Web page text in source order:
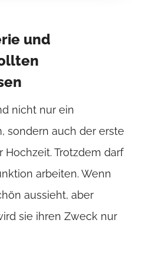
und
nicht nur ein
sondern auch der erste
Trotzdem darf
arbeiten. Wenn
aussieht, aber
sie ihren Zweck nur